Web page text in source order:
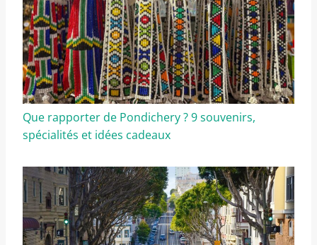
Que rapporter de Pondichery ? 9 souvenirs,
spécialités et idées cadeaux